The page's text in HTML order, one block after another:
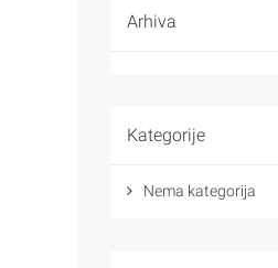
Arhiva
Kategorije
Nema kategorija